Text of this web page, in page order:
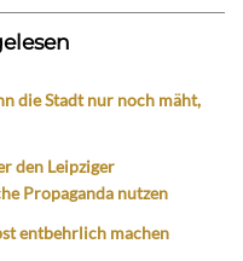
die Stadt nur noch mäht,
den Leipziger
Propaganda nutzen
entbehrlich machen